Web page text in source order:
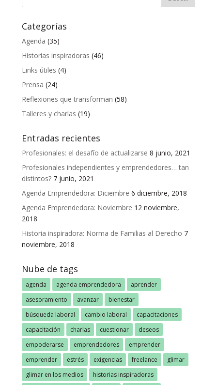
Categorías
Agenda (35)
Historias inspiradoras (46)
Links útiles (4)
Prensa (24)
Reflexiones que transforman (58)
Talleres y charlas (19)
Entradas recientes
Profesionales: el desafío de actualizarse 8 junio, 2021
Profesionales independientes y emprendedores… tan
distintos? 7 junio, 2021
Agenda Emprendedora: Diciembre 6 diciembre, 2018
Agenda Emprendedora: Noviembre 12 noviembre,
2018
Historia inspiradora: Norma de Familias al Derecho 7
noviembre, 2018
Nube de tags
agenda agenda emprendedora
aprender
asesoramiento
avanzar
bienestar
búsqueda laboral
cambio laboral
capacitaciones
capacitación
charlas cuestionar
deseos
empoderarse
emprendedores
emprender
emprender
estrés exigencias freelance
glimar
glimar en los medios
historias inspiradoras